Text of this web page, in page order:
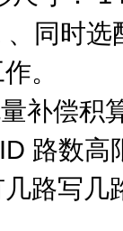
、同时选
。
补偿积
路数高
路写几